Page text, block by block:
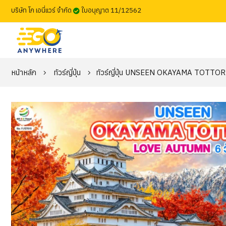
บริษัท โก เอนี่แวร์ จำกัด ใบอนุญาต 11/12562
หน้าหลัก ทัวร์ญี่ปุ่น ทัวร์ญี่ปุ่น UNSEEN OKAYAMA